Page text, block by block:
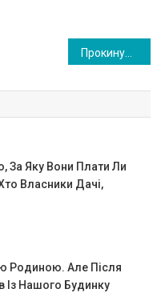
За Яку Вони Плати Ли
Власники Дачі,
Родиною. Але Після
Із Нашого Будинку